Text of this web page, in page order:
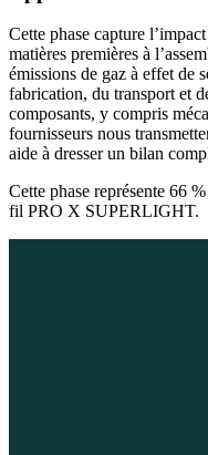
Cette phase capture
matières premières à
émissions de gaz à effet de
fabrication, du transport et
composants, y compris
fournisseurs nous
aide à dresser un bilan
Cette phase représente 66
fil PRO X SUPERLIGHT.